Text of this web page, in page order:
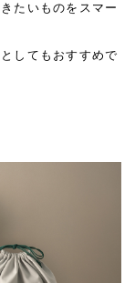
たいものをスマー
してもおすすめで